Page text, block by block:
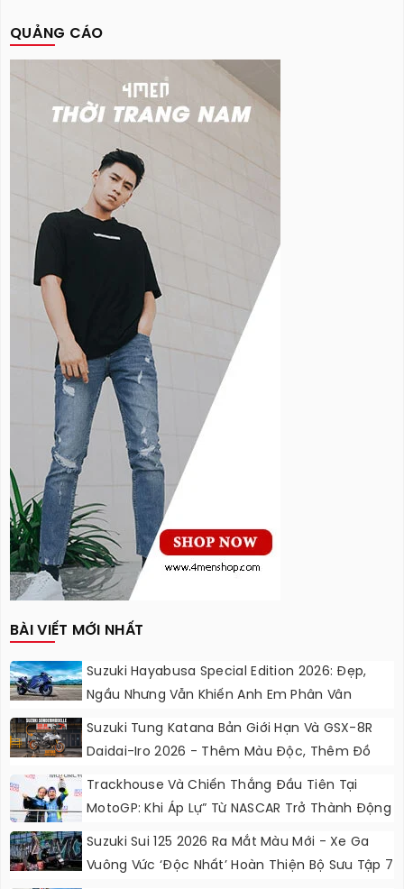
QUẢNG CÁO
BÀI VIẾT MỚI NHẤT
Suzuki Hayabusa Special Edition 2026: Đẹp,
Ngầu Nhưng Vẫn Khiến Anh Em Phân Vân
Suzuki Tung Katana Bản Giới Hạn Và GSX-8R
Daidai-Iro 2026 - Thêm Màu Độc, Thêm Đồ
Chơi, Thêm Cá Tính
Trackhouse Và Chiến Thắng Đầu Tiên Tại
MotoGP: Khi Áp Lự” Từ NASCAR Trở Thành Động
Suzuki Sui 125 2026 Ra Mắt Màu Mới - Xe Ga
Vuông Vức ‘độc Nhất’ Hoàn Thiện Bộ Sưu Tập 7